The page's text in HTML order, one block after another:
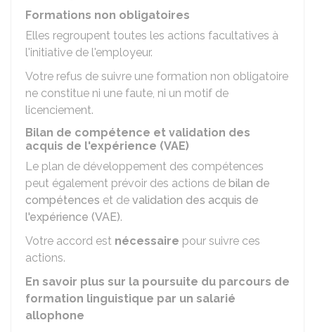
Formations non obligatoires
Elles regroupent toutes les actions facultatives à
l'initiative de l'employeur.
Votre refus de suivre une formation non obligatoire
ne constitue ni une faute, ni un motif de
licenciement.
Bilan de compétence et validation des
acquis de l'expérience (VAE)
Le plan de développement des compétences
peut également prévoir des actions de bilan de
compétences et de validation des acquis de
l'expérience (VAE).
Votre accord est nécessaire pour suivre ces
actions.
En savoir plus sur la poursuite du parcours de
formation linguistique par un salarié
allophone